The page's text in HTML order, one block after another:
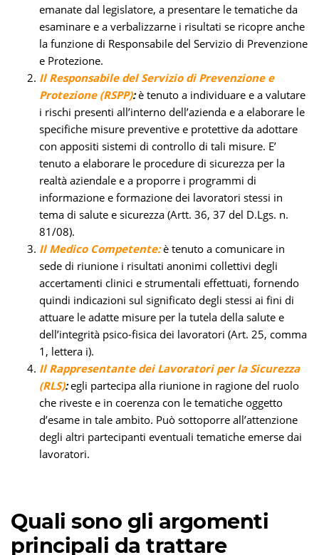
emanate dal legislatore, a presentare le tematiche da
esaminare e a verbalizzarne i risultati se ricopre anche
la funzione di Responsabile del Servizio di Prevenzione
e Protezione.
Il Responsabile del Servizio di Prevenzione e
Protezione (RSPP):è tenuto a individuare e a valutare
i rischi presenti all’interno dell’azienda e a elaborare le
specifiche misure preventive e protettive da adottare
con appositi sistemi di controllo di tali misure. E’
tenuto a elaborare le procedure di sicurezza per la
realtà aziendale e a proporre i programmi di
informazione e formazione dei lavoratori stessi in
tema di salute e sicurezza (Artt. 36, 37 del D.Lgs. n.
81/08).
Il Medico Competente:è tenuto a comunicare in
sede di riunione i risultati anonimi collettivi degli
accertamenti clinici e strumentali effettuati, fornendo
quindi indicazioni sul significato degli stessi ai fini di
attuare le adatte misure per la tutela della salute e
dell’integrità psico-fisica dei lavoratori (Art. 25, comma
1, lettera i).
Il Rappresentante dei Lavoratori per la Sicurezza
(RLS):egli partecipa alla riunione in ragione del ruolo
che riveste e in coerenza con le tematiche oggetto
d’esame in tale ambito. Può sottoporre all’attenzione
degli altri partecipanti eventuali tematiche emerse dai
lavoratori.
Quali sono gli argomenti
principali da trattare